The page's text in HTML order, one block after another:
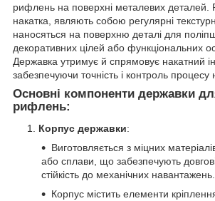
рифлень на поверхні металевих
накатка, являють собою регулярні
наносяться на поверхню деталі для
декоративних цілей або функціональних
Державка утримує й спрямовує накатний
забезпечуючи точність і контроль процесу
Основні компоненти державки
рифлень:
Корпус державки:
Виготовляється з міцних
або сплави, що забезпечують
стійкість до механічних навантажень.
Корпус містить елементи